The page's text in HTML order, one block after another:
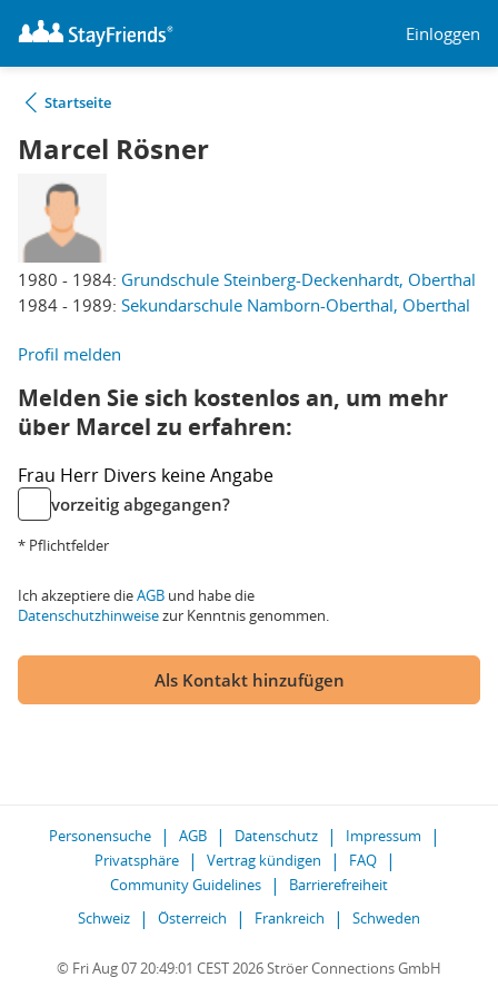
Einloggen
Startseite
Marcel Rösner
1980 - 1984: Grundschule Steinberg-Deckenhardt, Oberthal
1984 - 1989: Sekundarschule Namborn-Oberthal, Oberthal
Profil melden
Melden Sie sich kostenlos an, um mehr
über Marcel zu erfahren:
Frau Herr Divers keine Angabe
vorzeitig abgegangen?
* Pflichtfelder
Ich akzeptiere dieAGB und habe die
Datenschutzhinweisezur Kenntnis genommen.
Als Kontakt hinzufügen
Personensuche AGB Datenschutz
Impressum
Privatsphäre
Vertrag kündigen
FAQ
Community Guidelines
Barrierefreiheit
Schweiz
Österreich Frankreich Schweden
© Fri Aug 07 20:49:01 CEST 2026 Ströer Connections GmbH